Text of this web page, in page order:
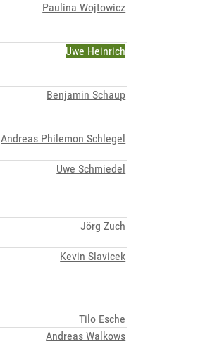
Paulina Wojtowicz
Uwe Heinrich
Benjamin Schaup
Andreas Philemon Schlegel
Uwe Schmiedel
Jörg Zuch
Kevin Slavicek
Tilo Esche
Andreas Walkows